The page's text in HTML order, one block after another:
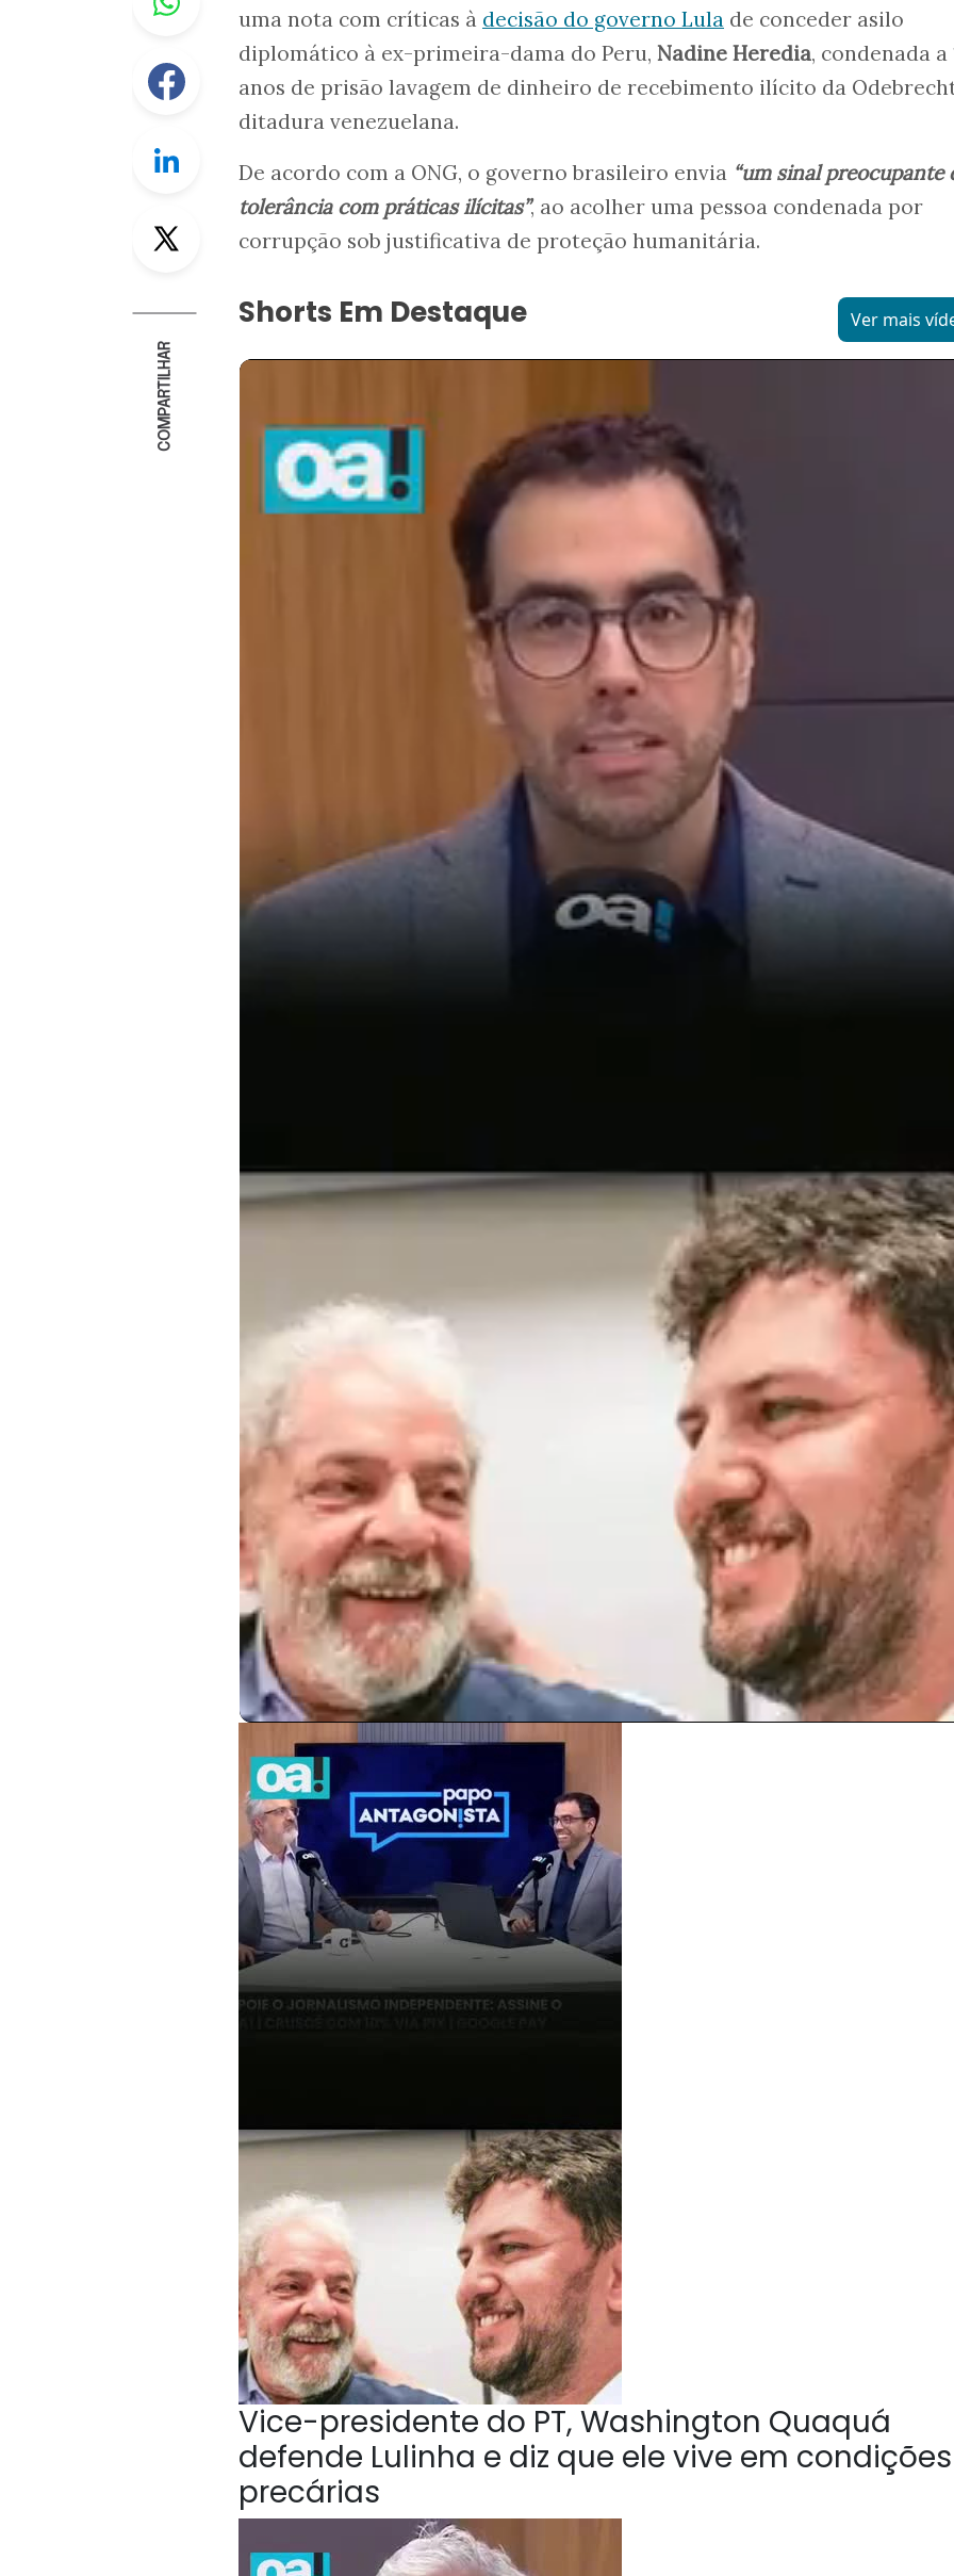
Facebook
Twitter
COMPARTILHAR
uma nota com críticas à decisão do governo Lula de conceder asilo
diplomático à ex-primeira-dama do Peru, Nadine Heredia, condenada a
anos de prisão lavagem de dinheiro de recebimento ilícito da
ditadura venezuelana.
De acordo com a ONG, o governo brasileiro envia “um sinal preocupante
tolerância com práticas ilícitas”, ao acolher uma pessoa condenada por
corrupção sob justificativa de proteção humanitária.
Shorts Em Destaque Ver mais
Vice-presidente do PT, Washington Quaquá
defende Lulinha e diz que ele vive em condições
precárias